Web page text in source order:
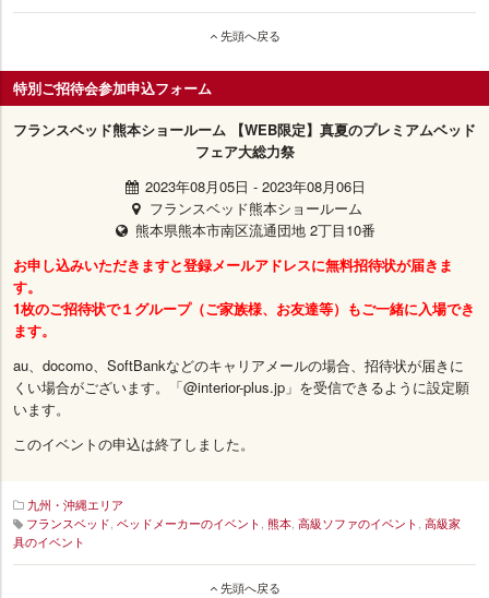
先頭へ戻る
特別ご招待会参加申込フォーム
フランスベッド熊本ショールーム 【WEB限定】真夏のプレミアムベッド
フェア大総力祭
2023年08月05日 -2023年08月06日
フランスベッド熊本ショールーム
熊本県熊本市南区流通団地 2丁目10番
お申し込みいただきますと登録メールアドレスに無料招待状が届きま
す。
1枚のご招待状で１グループ（ご家族様、お友達等）もご一緒に入場でき
ます。
au、docomo、SoftBankなどのキャリアメールの場合、招待状が届きに
くい場合がございます。「@interior-plus.jp」を受信できるように設定願
います。
このイベントの申込は終了しました。
九州・沖縄エリア
フランスベッド, ベッドメーカーのイベント , 熊本, 高級ソファのイベント , 高級家
具のイベント
先頭へ戻る